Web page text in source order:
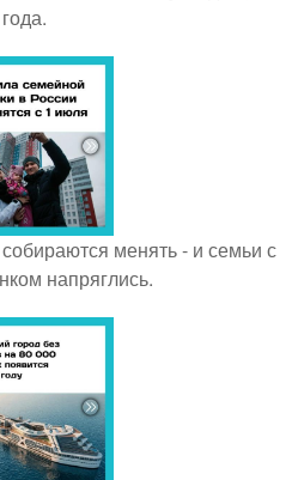
года.
менять - и семьи с
напряглись.